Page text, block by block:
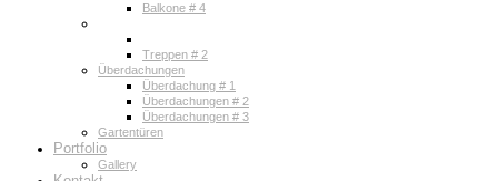
Balkone # 4
Treppen # 2
Überdachungen
Überdachung # 1
Überdachungen # 2
Überdachungen # 3
Gartentüren
Portfolio
Gallery